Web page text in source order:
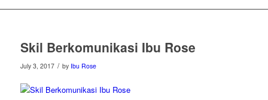
Skil Berkomunikasi Ibu Rose
July 3, 2017 / by Ibu Rose